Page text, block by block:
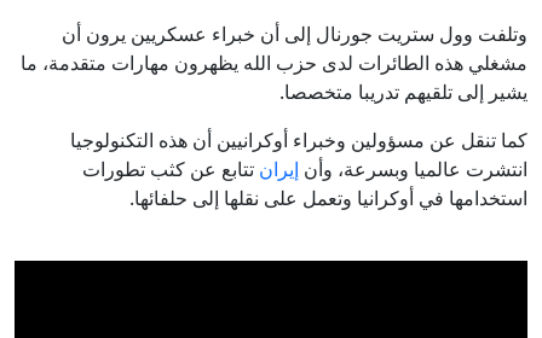
وتلفت وول ستريت جورنال إلى أن خبراء عسكريين يرون أن
مشغلي هذه الطائرات لدى حزب الله يظهرون مهارات متقدمة، ما
يشير إلى تلقيهم تدريبا متخصصا.
كما تنقل عن مسؤولين وخبراء أوكرانيين أن هذه التكنولوجيا
انتشرت عالميا وبسرعة، وأن إيران تتابع عن كثب تطورات
استخدامها في أوكرانيا وتعمل على نقلها إلى حلفائها.